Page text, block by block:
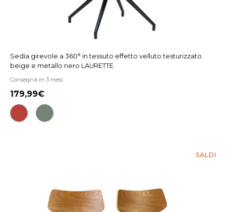
Sedia girevole a 360° in tessuto effetto velluto testurizzato
beige e metallo nero LAURETTE
Consegna in 3 mesi
179,99
SALDI